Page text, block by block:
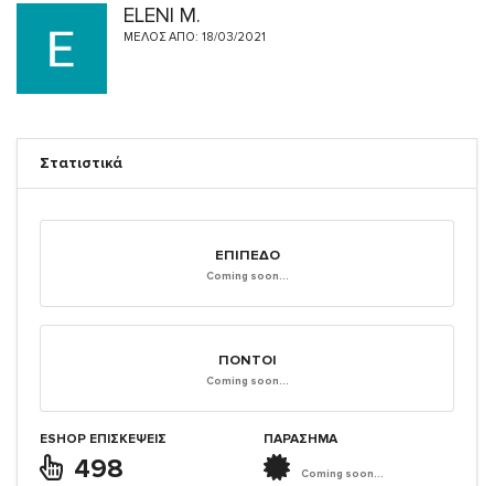
ELENI M.
ΜΈΛΟΣ ΑΠΌ: 18/03/2021
Στατιστικά
ΕΠΊΠΕΔΟ
Coming soon...
ΠΌΝΤΟΙ
Coming soon...
ESHOP ΕΠΙΣΚΈΨΕΙΣ
498
ΠΑΡΑΣΗΜΑ
Coming soon...